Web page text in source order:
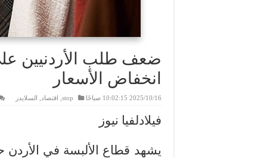
ضعف طلب الأردنيين
انخفاض الأسعار
2025/10/16 10:02:15 صباحًا stop اقتصاد السلايدر
فيلادلفيا نيوز
يشهد قطاع الألبسة في الأردن